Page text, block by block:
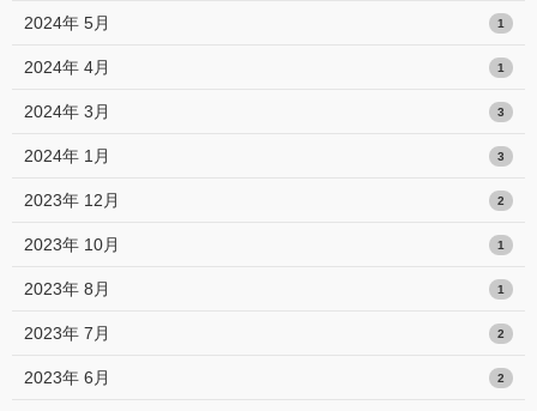
2024年 5月 1
2024年 4月 1
2024年 3月 3
2024年 1月 3
2023年 12月 2
2023年 10月 1
2023年 8月 1
2023年 7月 2
2023年 6月 2